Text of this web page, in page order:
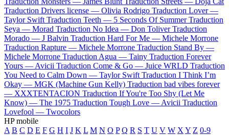
Traduction Drivers license — Olivia Rodrigo Traduction Lover —
Taylor Swift Traduction Teeth — 5 Seconds Of Summer Traduction
Seya — Morad Traduction No Idea — Don Toliver Traduction
Morado — J Balvin Traduction Hard For Me — Michele Morrone
Traduction Rapture — Michele Morrone Traduction Stand By —
Michele Morrone Traduction Agua — Tainy Traduction Forever
Yours — Avicii Traduction Come & Go — Juice WRLD Traduction
You Need to Calm Down — Taylor Swift Traduction I Think I’m
Okay — MGK (Machine Gun Kelly) Traduction bad vibes forever
— XXXTENTACION Traduction If You're Too Shy (Let Me
Know) — The 1975 Traduction Tough Love — Avicii Traduction
Lovefool — Twocolors
HP mobile
A B C D E F G H I J K L M N O P Q R S T U V W X Y Z 0-9